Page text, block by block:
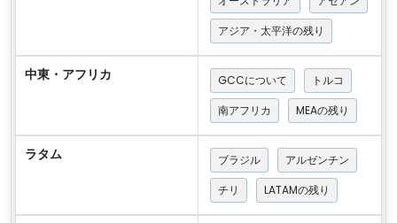
アジア・太平洋の残り
中東・アフリカ GCCについて
トルコ
南アフリカ
MEAの残り
ラタム ブラジル
アルゼンチン
チリ
LATAMの残り